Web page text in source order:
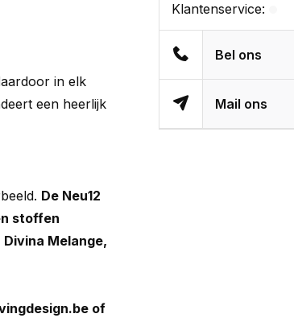
in elk
een heerlijk
De Neu12
stoffen
Melange,
of
Klantenservice:
Bel ons
Mail ons